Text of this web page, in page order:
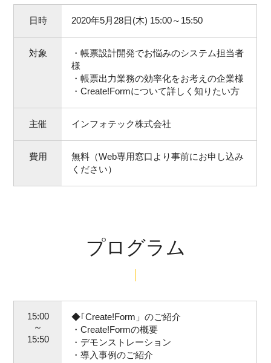
日時 2020年5月28日(木) 15:00～15:50
対象
・帳票設計開発でお悩みのシステム担当者
様
・帳票出力業務の効率化をお考えの企業様
・Create!Formについて詳しく知りたい方
主催 インフォテック株式会社
費用
無料（Web専用窓口より事前にお申し込み
ください）
プログラム
15:00
～
15:50
◆｢Create!Form」のご紹介
・Create!Formの概要
・デモンストレーション
・導入事例のご紹介